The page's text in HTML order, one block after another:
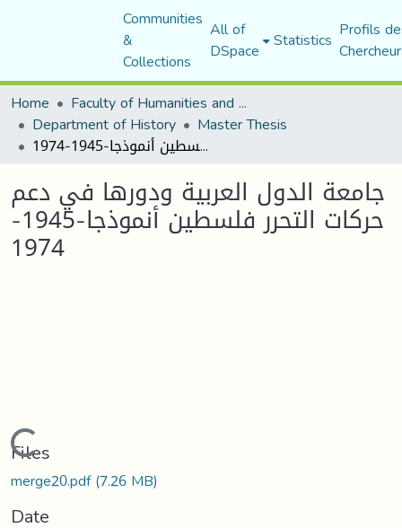
Communities
&
Collections
All of
DSpace Statistics Profils
Home
Faculty of Humanities and Social Sciences
Department of History Master Thesis
جامعة الدول العربية ودورها في دعم حركات التحرر فلسطين أنموذجا-1945-1974
جامعة الدول العربية ودورها في دعم
حركات التحرر فلسطين أنموذجا-1945-
1974
Loading...
Files
merge20.pdf(7.26 MB)
Date